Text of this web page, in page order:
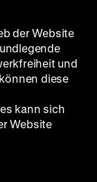
Adolf
Stemmle, K:
Reiser, Peter
Radioshow
der Website
und
diese
kann sich
Website